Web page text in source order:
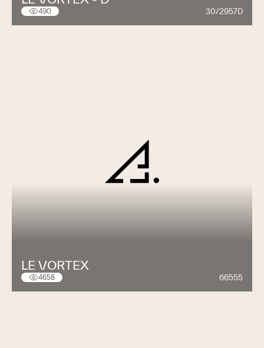
490 30/2957D
LE VORTEX
4658 66555